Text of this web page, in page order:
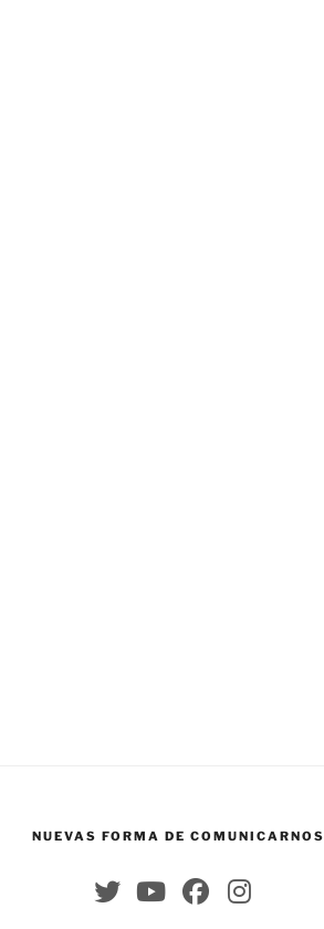
NUEVAS FORMA DE COMUNICARNOS